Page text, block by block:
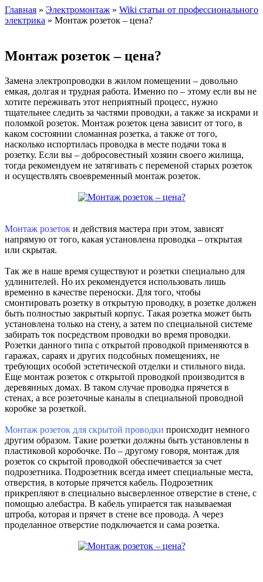
Главная » Электромонтаж » Wiki статьи от профессионального
электрика » Монтаж розеток – цена?
Монтаж розеток – цена?
Замена электропроводки в жилом помещении – довольно
емкая, долгая и трудная работа. Именно по – этому если вы не
хотите переживать этот неприятный процесс, нужно
тщательнее следить за частями проводки, а также за искрами и
поломкой розеток. Монтаж розеток цена зависит от того, в
каком состоянии сломанная розетка, а также от того,
насколько испортилась проводка в месте подачи тока в
розетку. Если вы – добросовестный хозяин своего жилища,
тогда рекомендуем не затягивать с переменой старых розеток
и осуществлять своевременный монтаж розеток.
Монтаж розеток и действия мастера при этом, зависят
напрямую от того, какая установлена проводка – открытая
или скрытая.
Так же в наше время существуют и розетки специально для
удлинителей. Но их рекомендуется использовать лишь
временно в качестве переноски. Для того, чтобы
смонтировать розетку в открытую проводку, в розетке должен
быть полностью закрытый корпус. Такая розетка может быть
установлена только на стену, а затем по специальной системе
забирать ток посредством проводки во время проводки.
Розетки данного типа с открытой проводкой применяются в
гаражах, сараях и других подсобных помещениях, не
требующих особой эстетической отделки и стильного вида.
Еще монтаж розеток с открытой проводкой производится в
деревянных домах. В таком случае проводка прячется в
стенах, а все розеточные каналы в специальной проводной
коробке за розеткой.
Монтаж розеток для скрытой проводки происходит немного
другим образом. Такие розетки должны быть установлены в
пластиковой коробочке. По – другому говоря, монтаж для
розеток со скрытой проводкой обеспечивается за счет
подрозетника. Подрозетник всегда имеет специальные места,
отверстия, в которые прячется кабель. Подрозетник
прикрепляют в специально высверленное отверстие в стене, с
помощью алебастра. В кабель упирается так называемая
штроба, которая и прячет в стене все провода. А через
проделанное отверстие подключается и сама розетка.